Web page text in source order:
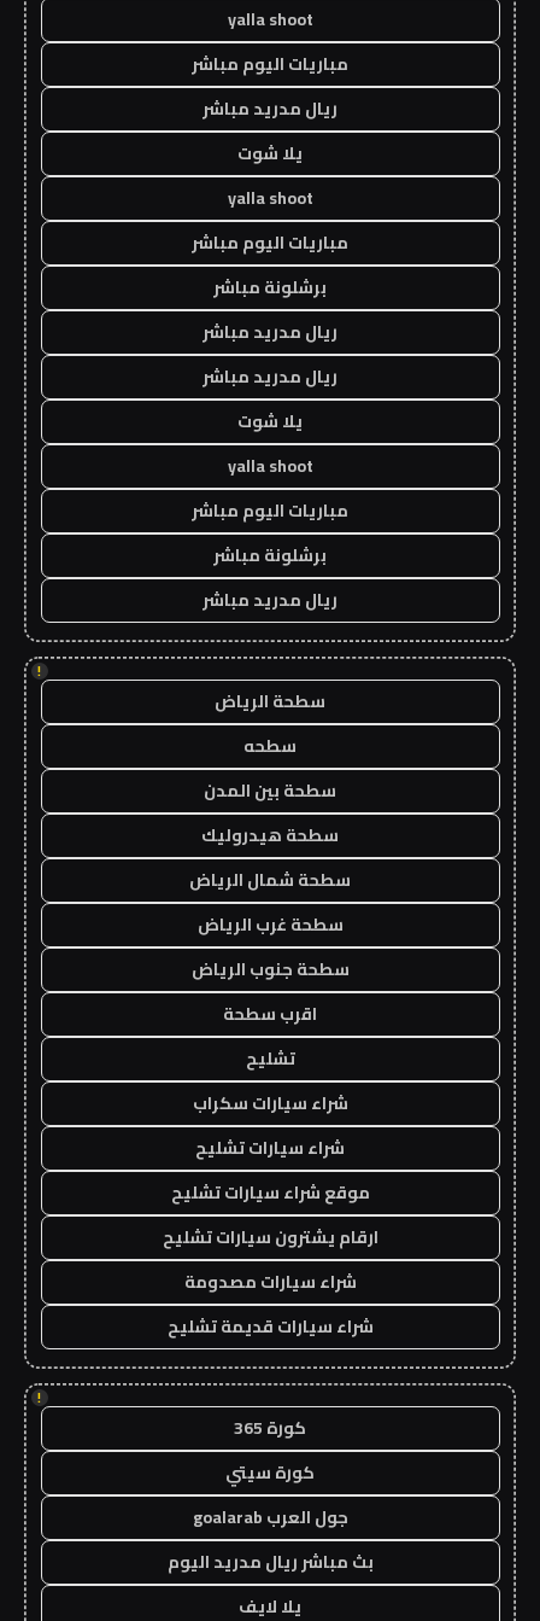
yalla shoot
مباريات اليوم مباشر
ريال مدريد مباشر
يلا شوت
yalla shoot
مباريات اليوم مباشر
برشلونة مباشر
ريال مدريد مباشر
ريال مدريد مباشر
يلا شوت
yalla shoot
مباريات اليوم مباشر
برشلونة مباشر
ريال مدريد مباشر
!
سطحة الرياض
سطحه
سطحة بين المدن
سطحة هيدروليك
سطحة شمال الرياض
سطحة غرب الرياض
سطحة جنوب الرياض
اقرب سطحة
تشليح
شراء سيارات سكراب
شراء سيارات تشليح
موقع شراء سيارات تشليح
ارقام يشترون سيارات تشليح
شراء سيارات مصدومة
شراء سيارات قديمة تشليح
!
كورة 365
كورة سيتي
جول العرب goalarab
بث مباشر ريال مدريد اليوم
يلا لايف